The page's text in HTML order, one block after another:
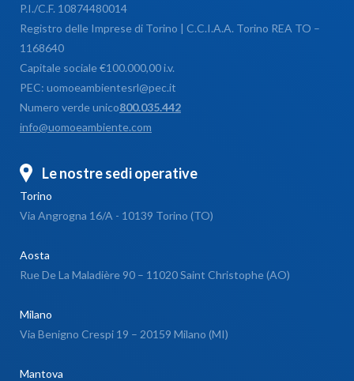
P.I./C.F. 10874480014
Registro delle Imprese di Torino | C.C.I.A.A. Torino REA TO –
1168640
Capitale sociale €100.000,00 i.v.
PEC: uomoeambientesrl@pec.it
Numero verde unico800.035.442
info@uomoeambiente.com
Le nostre sedi operative
Torino
Via Angrogna 16/A - 10139 Torino (TO)
Aosta
Rue De La Maladière 90 – 11020 Saint Christophe (AO)
Milano
Via Benigno Crespi 19 – 20159 Milano (MI)
Mantova